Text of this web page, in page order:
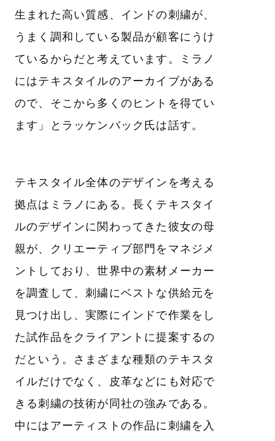
生まれた高い質感、インドの刺繍が、
うまく調和している製品が顧客にうけ
ているからだと考えています。ミラノ
にはテキスタイルのアーカイブがある
ので、そこから多くのヒントを得てい
ます」とラッケンバック氏は話す。
テキスタイル全体のデザインを考える
拠点はミラノにある。長くテキスタイ
ルのデザインに関わってきた彼女の母
親が、クリエーティブ部門をマネジメ
ントしており、世界中の素材メーカー
を調査して、刺繍にベストな供給元を
見つけ出し、実際にインドで作業をし
た試作品をクライアントに提案するの
だという。さまざまな種類のテキスタ
イルだけでなく、皮革などにも対応で
きる刺繍の技術が同社の強みである。
中にはアーティストの作品に刺繍を入